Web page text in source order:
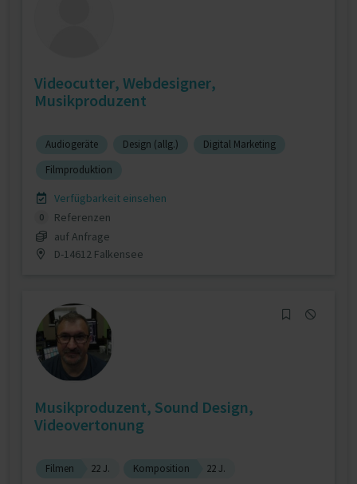
Videocutter, Webdesigner,
Musikproduzent
Audiogeräte Design (allg.)
Digital Marketing
Filmproduktion
Verfügbarkeit einsehen
0
Referenzen
auf Anfrage
D-14612 Falkensee
Musikproduzent, Sound Design,
Videovertonung
Filmen 22 J. Komposition
22 J.